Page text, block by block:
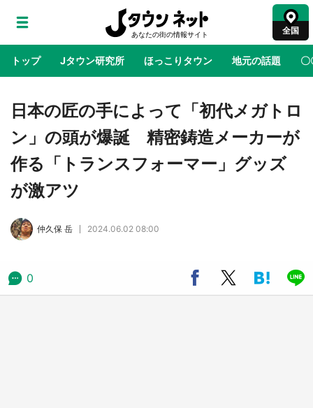
全国
トップ Jタウン研究所 ほっこりタウン 地元の話題 〇
地域×二次元 絶景 あの時はありがとう 物語がはじ
ラプラス・ダークネスが栃木県を征服！？ 県
公式プロモ動画で「聖地」が生産されてます
む 六本木ヒルズ展望台でコラボ、本邦初公開
日向翔陽＆影山飛雄が笹かまを食べる！ アニ
メ『ハイキュー！！』×老舗「鐘崎」コラボで
日本の匠の手によって「初代メガトロ
ン」の頭が爆誕 精密鋳造メーカーが
作る「トランスフォーマー」グッズ
が激アツ
仲久保 岳 2024.06.02 08:00
0